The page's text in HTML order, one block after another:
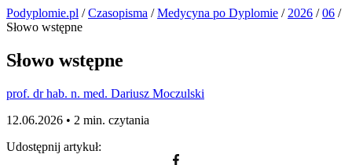
Podyplomie.pl /Czasopisma /Medycyna po Dyplomie / 2026 /06 /
Słowo wstępne
Słowo wstępne
prof. dr hab. n. med. Dariusz Moczulski
12.06.2026 • 2 min. czytania
Udostępnij artykuł: